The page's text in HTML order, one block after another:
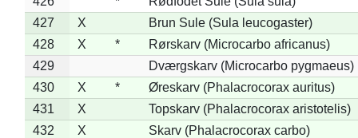
427
X
Brun Sule (Sula leucogaster)
428
X *
Rørskarv (Microcarbo africanus)
429
Dværgskarv (Microcarbo pygmaeus)
430
X *
Øreskarv (Phalacrocorax auritus)
431
X
Topskarv (Phalacrocorax aristotelis)
432
X
Skarv (Phalacrocorax carbo)